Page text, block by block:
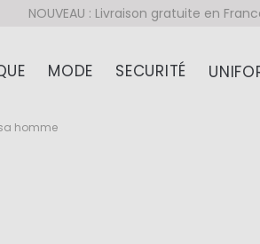
NOUVEAU : Livraison gratuite en
MODE SECURITÉ
homme